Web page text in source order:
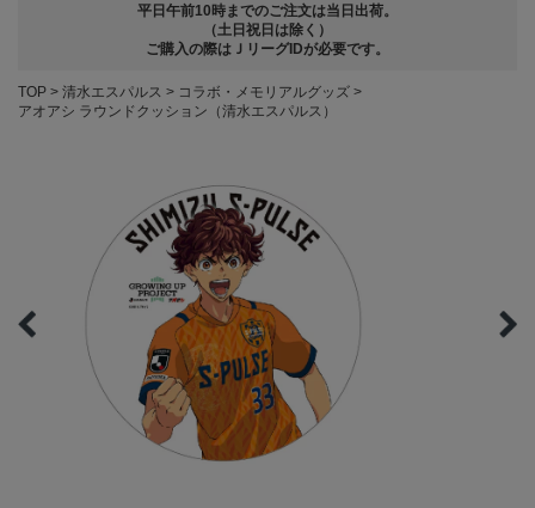
平日午前10時までのご注文は当日出荷。
（土日祝日は除く）
ご購入の際はＪリーグIDが必要です。
TOP 清水エスパルス
コラボ・メモリアルグッズ
アオアシ ラウンドクッション（清水エスパルス）